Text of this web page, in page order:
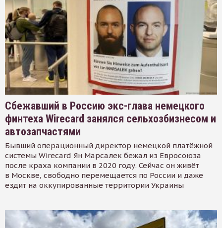
Сбежавший в Россию экс-глава немецкого
финтеха Wirecard занялся сельхозбизнесом и
автозапчастями
Бывший операционный директор немецкой платёжной
системы Wirecard Ян Марсалек бежал из Евросоюза
после краха компании в 2020 году. Сейчас он живёт
в Москве, свободно перемещается по России и даже
ездит на оккупированные территории Украины